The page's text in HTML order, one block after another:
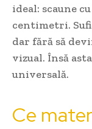
ideal: scaune
centimetri.
dar fără să
vizual. Însă
universală.
Ce